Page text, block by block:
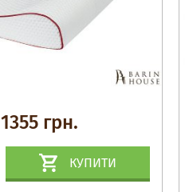
1355 грн.
КУПИТИ